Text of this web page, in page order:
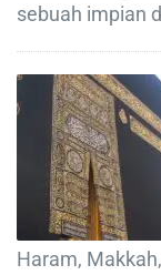
sebuah impian
Haram,